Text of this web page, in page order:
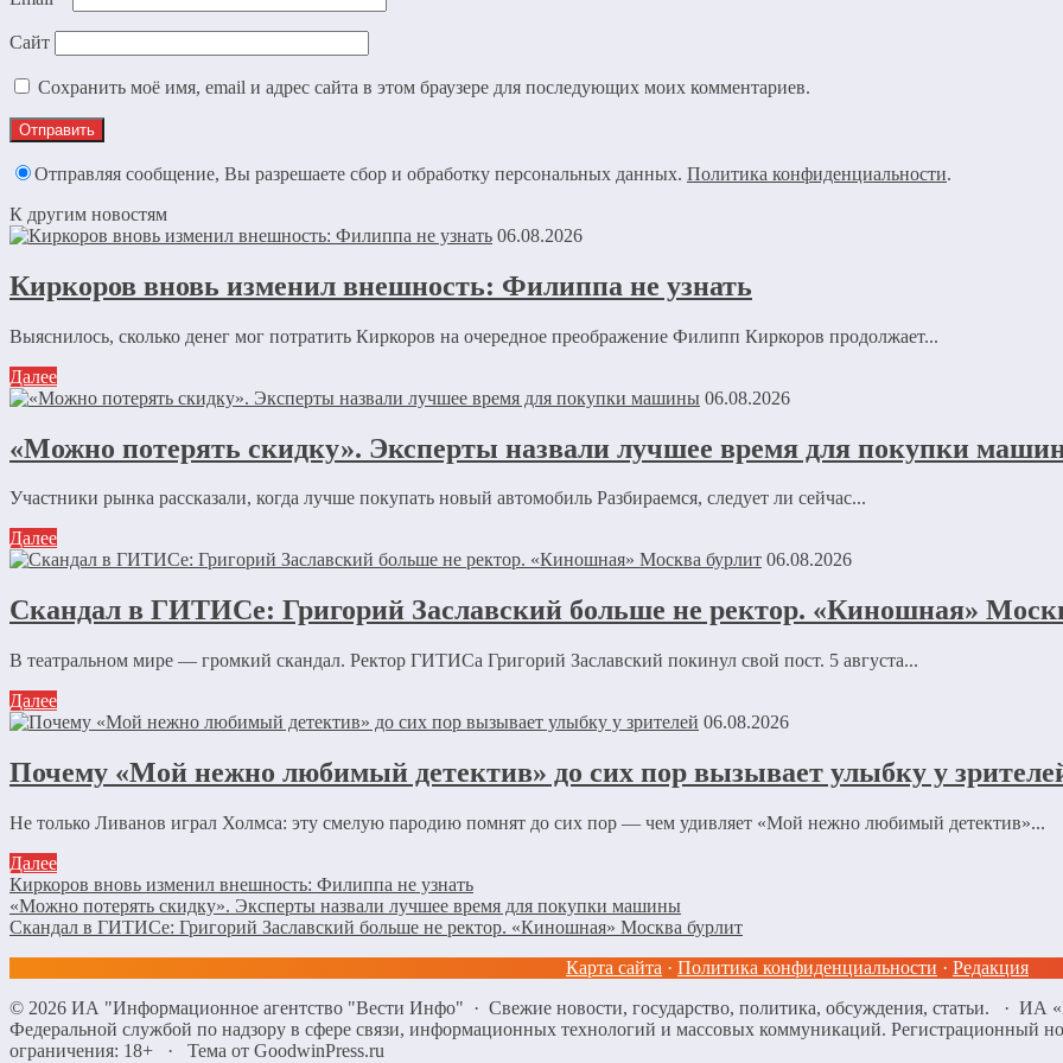
Сайт
Сохранить моё имя, email и адрес сайта в этом браузере для последующих моих комментариев.
Отправляя сообщение, Вы разрешаете сбор и обработку персональных данных. Политика конфиденциальности.
К другим новостям
06.08.2026
Киркоров вновь изменил внешность: Филиппа не узнать
Выяснилось, сколько денег мог потратить Киркоров на очередное преображение Филипп Киркоров продолжает...
Далее
06.08.2026
«Можно потерять скидку». Эксперты назвали лучшее время для покупки
Участники рынка рассказали, когда лучше покупать новый автомобиль Разбираемся, следует ли сейчас...
Далее
06.08.2026
Скандал в ГИТИСе: Григорий Заславский больше не ректор. «Киношная»
В театральном мире — громкий скандал. Ректор ГИТИСа Григорий Заславский покинул свой пост. 5 августа...
Далее
06.08.2026
Почему «Мой нежно любимый детектив» до сих пор вызывает улыбку у
Не только Ливанов играл Холмса: эту смелую пародию помнят до сих пор — чем удивляет «Мой нежно любимый детектив»...
Далее
Киркоров вновь изменил внешность: Филиппа не узнать
«Можно потерять скидку». Эксперты назвали лучшее время для покупки машины
Скандал в ГИТИСе: Григорий Заславский больше не ректор. «Киношная» Москва бурлит
Карта сайта · Политика конфиденциальности · Редакция
© 2026 ИА "Информационное агентство "Вести Инфо" · Свежие новости, государство, политика, обсуждения, статьи. · ИА
Федеральной службой по надзору в сфере связи, информационных технологий и массовых коммуникаций.
ограничения: 18+
· Тема от GoodwinPress.ru